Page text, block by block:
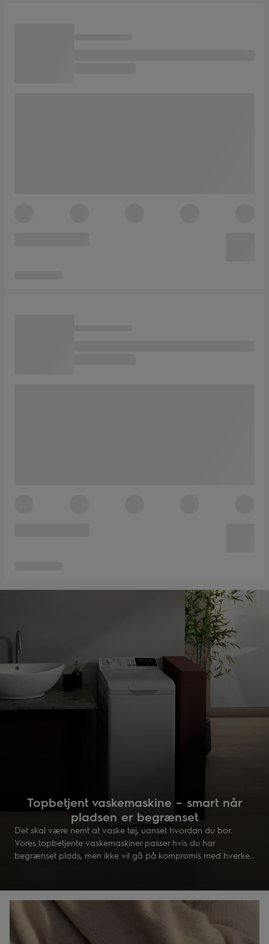
Topbetjent vaskemaskine – smart når
pladsen er begrænset
Det skal være nemt at vaske tøj, uanset hvordan du bor.
Vores topbetjente vaskemaskiner passer hvis du har
begrænset plads, men ikke vil gå på kompromis med hverken
badeværelse eller bryggers.